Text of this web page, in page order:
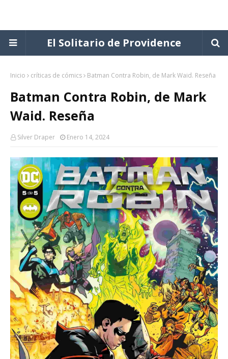
El Solitario de Providence
Inicio críticas de cómics Batman Contra Robin, de Mark Waid. Reseña
Batman Contra Robin, de Mark
Waid. Reseña
Silver Draper Enero 14, 2024